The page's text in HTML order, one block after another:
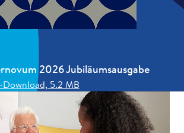
2026 Jubiläumsausgabe
Download, 5.2 MB